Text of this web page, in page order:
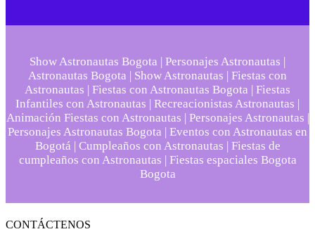
Show Astronautas Bogota | Personajes Astronautas |
Astronautas Bogota | Show Astronautas | Fiestas con
Astronautas | Fiestas con Astronautas Bogota | Fiestas
Infantiles con Astronautas | Recreacionistas Astronautas |
Animación Fiestas con Astronautas | Personajes Astronautas |
Personajes Astronautas Bogota | Eventos con Astronautas en
Bogotá | Cumpleaños con Astronautas | Fiestas de
cumpleaños con Astronautas | Fiestas espaciales Bogota
Bogota
CONTÁCTENOS